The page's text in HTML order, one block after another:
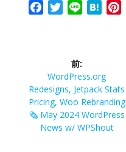
o
o
k
e
r
H
a
e
s
稿
ナ
前:
前
の
投
稿:
WordPress.org
Redesigns, Jetpack Stats
Pricing, Woo Rebranding
🗞️ May 2024 WordPress
News w/ WPShout